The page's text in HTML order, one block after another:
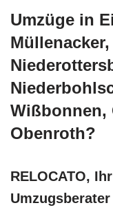
Umzüge in
Wißbonnen,
Obenroth?
RELOCATO,